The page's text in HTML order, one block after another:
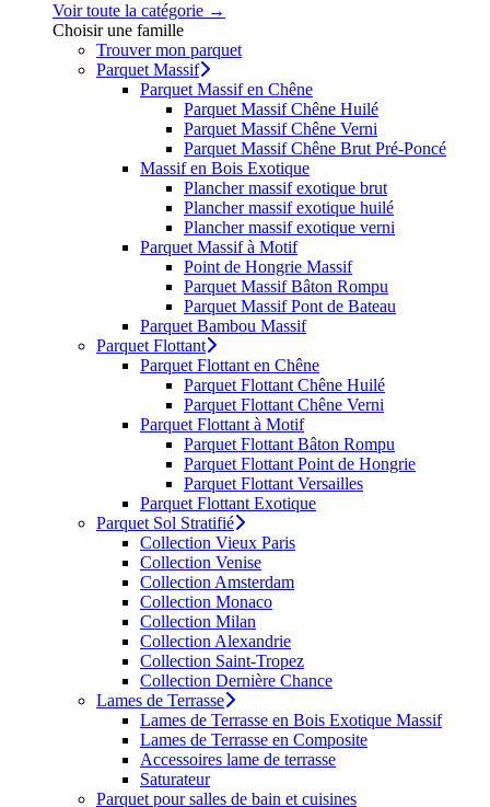
Voir toute la catégorie →
Choisir une famille
Trouver mon parquet
Parquet Massif
Parquet Massif en Chêne
Parquet Massif Chêne Huilé
Parquet Massif Chêne Verni
Parquet Massif Chêne Brut Pré-Poncé
Massif en Bois Exotique
Plancher massif exotique brut
Plancher massif exotique huilé
Plancher massif exotique verni
Parquet Massif à Motif
Point de Hongrie Massif
Parquet Massif Bâton Rompu
Parquet Massif Pont de Bateau
Parquet Bambou Massif
Parquet Flottant
Parquet Flottant en Chêne
Parquet Flottant Chêne Huilé
Parquet Flottant Chêne Verni
Parquet Flottant à Motif
Parquet Flottant Bâton Rompu
Parquet Flottant Point de Hongrie
Parquet Flottant Versailles
Parquet Flottant Exotique
Parquet Sol Stratifié
Collection Vieux Paris
Collection Venise
Collection Amsterdam
Collection Monaco
Collection Milan
Collection Alexandrie
Collection Saint-Tropez
Collection Dernière Chance
Lames de Terrasse
Lames de Terrasse en Bois Exotique Massif
Lames de Terrasse en Composite
Accessoires lame de terrasse
Saturateur
Parquet pour salles de bain et cuisines